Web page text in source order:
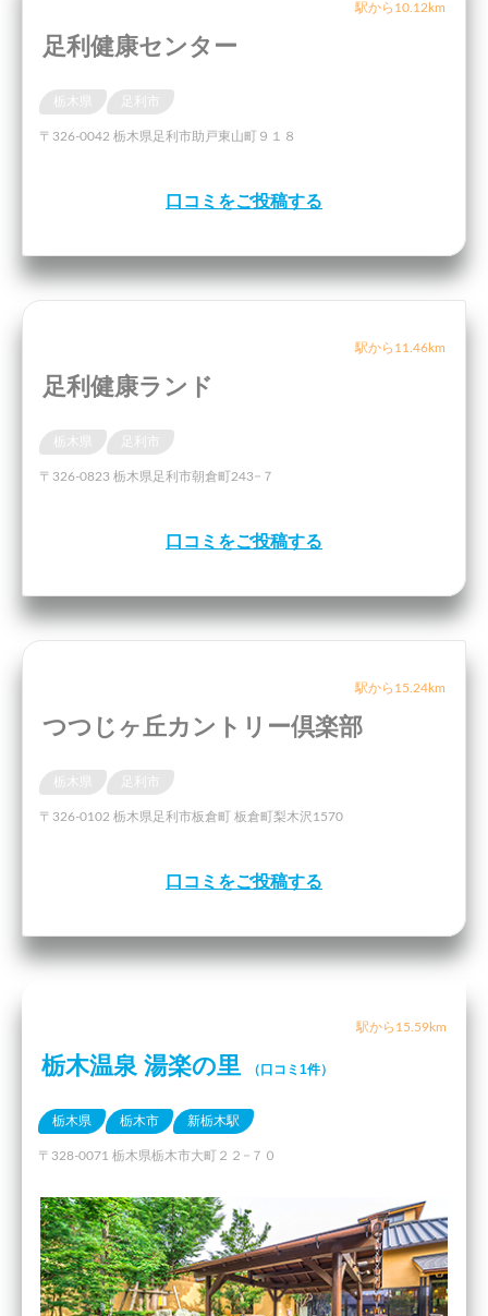
駅から10.12km
足利健康センター
〒326-0042 栃木県足利市助戸東山町９１８
口コミをご投稿する
駅から11.46km
足利健康ランド
〒326-0823 栃木県足利市朝倉町243−７
口コミをご投稿する
駅から15.24km
つつじヶ丘カントリー倶楽部
〒326-0102 栃木県足利市板倉町 板倉町梨木沢1570
口コミをご投稿する
駅から15.59km
栃木温泉 湯楽の里 （口コミ1件）
栃木県 栃木市 新栃木駅
〒328-0071 栃木県栃木市大町２２−７０